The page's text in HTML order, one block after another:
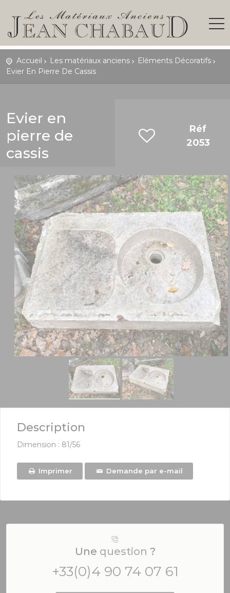
Accueil Les matériaux anciens
Eléments Décoratifs
Evier En Pierre De Cassis
Evier en
pierre de
cassis
Réf
2053
Description
Dimension : 81/56
Imprimer Demande par e-mail
Une question ?
+33(0)4 90 74 07 61